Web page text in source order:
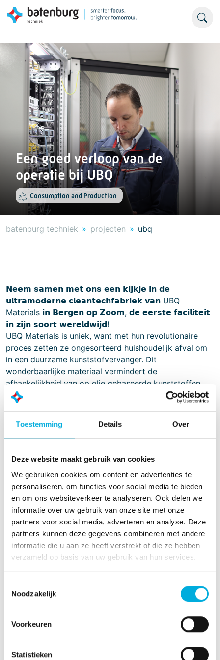
Toestemming Details Over
Deze website maakt gebruik van cookies
We gebruiken cookies om content en advertenties te
personaliseren, om functies voor social media te bieden
en om ons websiteverkeer te analyseren. Ook delen we
informatie over uw gebruik van onze site met onze
partners voor social media, adverteren en analyse. Deze
partners kunnen deze gegevens combineren met andere
informatie die u aan ze heeft verstrekt of die ze hebben
verzameld op basis van uw gebruik van hun services.
Noodzakelijk
Voorkeuren
Statistieken
Een goed verloop van de
operatie bij UBQ
Consumption and Production
batenburg techniek projecten ubq
𝗡𝗲𝗲𝗺 𝘀𝗮𝗺𝗲𝗻 𝗺𝗲𝘁 𝗼𝗻𝘀 𝗲𝗲𝗻 𝗸𝗶𝗷𝗸𝗷𝗲 𝗶𝗻 𝗱𝗲
𝘂𝗹𝘁𝗿𝗮𝗺𝗼𝗱𝗲𝗿𝗻𝗲 𝗰𝗹𝗲𝗮𝗻𝘁𝗲𝗰𝗵𝗳𝗮𝗯𝗿𝗶𝗲𝗸 𝘃𝗮𝗻 UBQ
Materials 𝗶𝗻 𝗕𝗲𝗿𝗴𝗲𝗻 𝗼𝗽 𝗭𝗼𝗼𝗺, 𝗱𝗲 𝗲𝗲𝗿𝘀𝘁𝗲 𝗳𝗮𝗰𝗶𝗹𝗶𝘁𝗲𝗶𝘁
𝗶𝗻 𝘇𝗶𝗷𝗻 𝘀𝗼𝗼𝗿𝘁 𝘄𝗲𝗿𝗲𝗹𝗱𝘄𝗶𝗷𝗱!
UBQ Materials is uniek, want met hun revolutionaire
proces zetten ze ongesorteerd huishoudelijk afval om
in een duurzame kunststofvervanger. Dit
wonderbaarlijke materiaal vermindert de
afhankelijkheid van op olie gebaseerde kunststoffen.
Zo voorkomt UBQ de uitstoot van broeikasgassen,
circulaire economie.
Deze bijzondere én uitzonderlijke klant hebben wij op
zowel IT als OT gebied mogen ondersteunen met o.a.
de implementatie van het OT-netwerk, Wi-Fi-netwerk,
een data historian en installatie van netwerkkasten. Bij
Batenburg optimaliseren we door te automatiseren.
Door samen te werken met klanten zoals UBQ dragen
we allemaal bij aan een betere toekomst!